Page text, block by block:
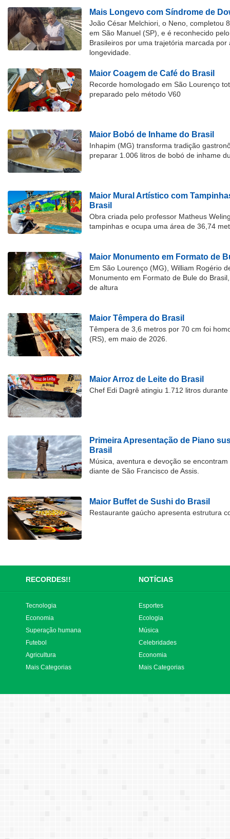
Mais Longevo com Síndrome de
João César Melchiori, o Neno, completou
em São Manuel (SP), e é reconhecido
Brasileiros por uma trajetória marcada por
longevidade.
Maior Coagem de Café do Brasil
Recorde homologado em São Lourenço
preparado pelo método V60
Maior Bobó de Inhame do Brasil
Inhapim (MG) transforma tradição
preparar 1.006 litros de bobó de inhame
Maior Mural Artístico com
Brasil
Obra criada pelo professor Matheus
tampinhas e ocupa uma área de 36,74
Maior Monumento em Formato de
Em São Lourenço (MG), William Rogério
Monumento em Formato de Bule do
de altura
Maior Têmpera do Brasil
Têmpera de 3,6 metros por 70 cm foi
(RS), em maio de 2026.
Maior Arroz de Leite do Brasil
Chef Edi Dagrê atingiu 1.712 litros
Primeira Apresentação de Piano
Brasil
Música, aventura e devoção se
diante de São Francisco de Assis.
Maior Buffet de Sushi do Brasil
Restaurante gaúcho apresenta estrutura
RECORDES!! NOTÍCIAS
Tecnologia
Economia
Superação humana
Futebol
Agricultura
Mais Categorias
Esportes
Ecologia
Música
Celebridades
Economia
Mais Categorias